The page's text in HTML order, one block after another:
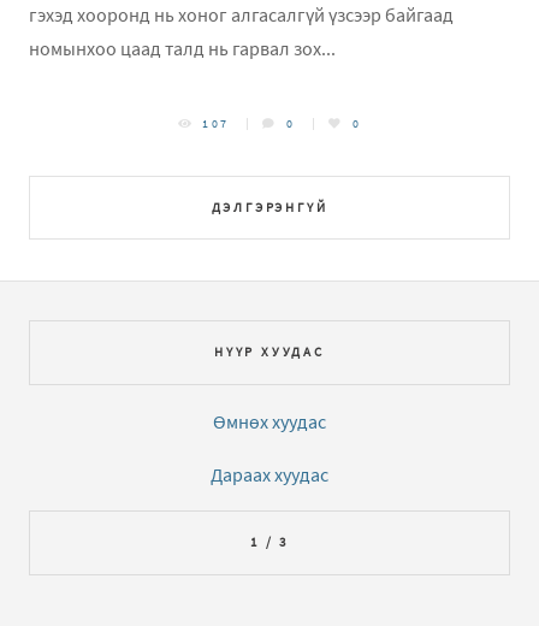
гэхэд хооронд нь хоног алгасалгүй үзсээр байгаад
номынхоо цаад талд нь гарвал зох...
ДЭЛГЭРЭНГҮЙ
107 0 0
НҮҮР ХУУДАС
Өмнөх хуудас
Дараах хуудас
1 / 3